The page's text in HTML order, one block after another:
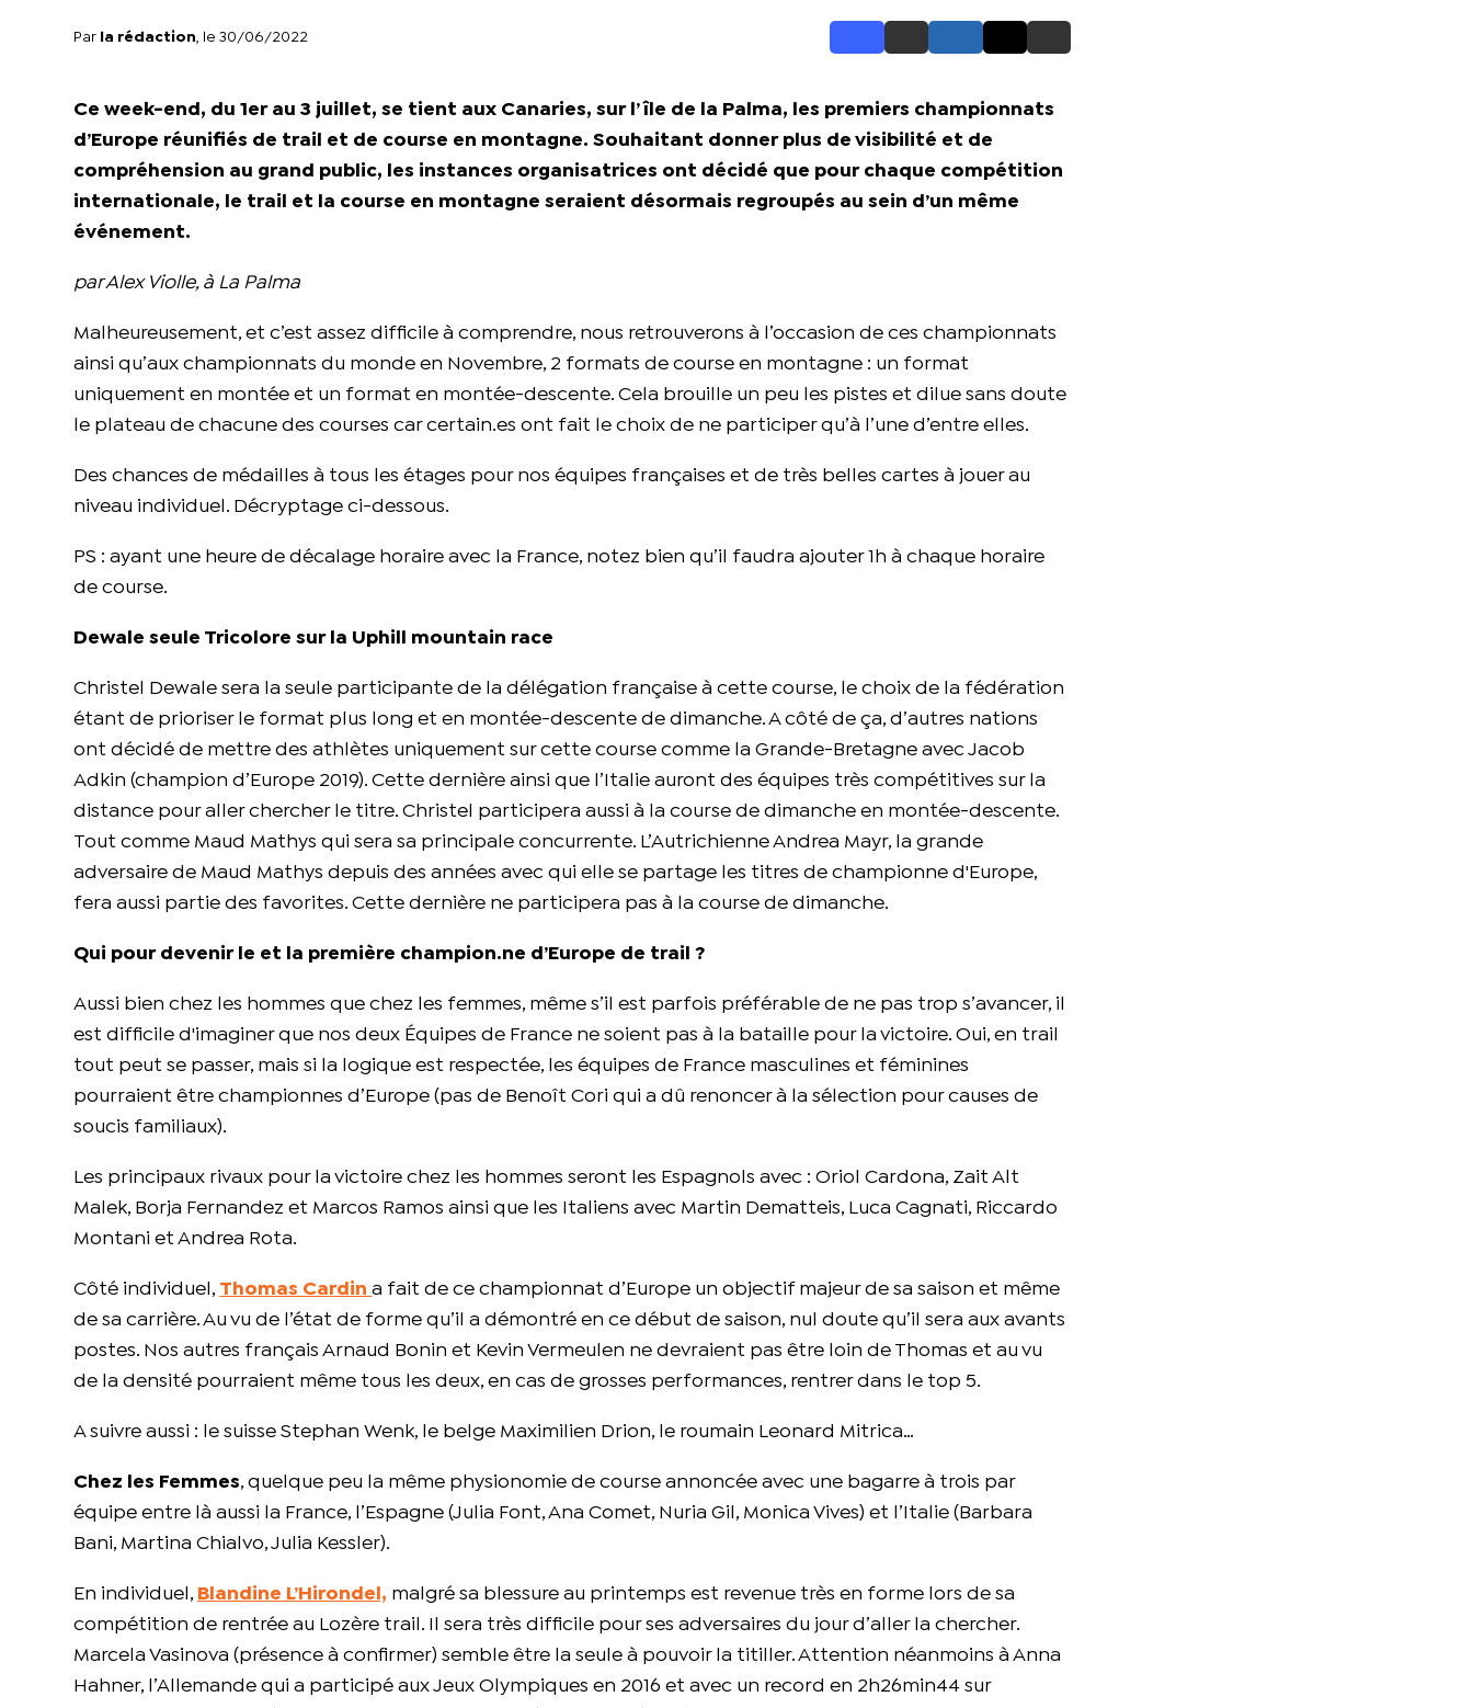
Par la rédaction , le 30/06/2022
Ce week-end, du 1er au 3 juillet, se tient aux Canaries, sur l’île de la Palma, les premiers championnats
d’Europe réunifiés de trail et de course en montagne. Souhaitant donner plus de visibilité et de
compréhension au grand public, les instances organisatrices ont décidé que pour chaque compétition
internationale, le trail et la course en montagne seraient désormais regroupés au sein d’un même
événement.
par Alex Violle, à La Palma
Malheureusement, et c’est assez difficile à comprendre, nous retrouverons à l’occasion de ces championnats
ainsi qu’aux championnats du monde en Novembre, 2 formats de course en montagne : un format
uniquement en montée et un format en montée-descente. Cela brouille un peu les pistes et dilue sans doute
le plateau de chacune des courses car certain.es ont fait le choix de ne participer qu’à l’une d’entre elles.
Des chances de médailles à tous les étages pour nos équipes françaises et de très belles cartes à jouer au
niveau individuel. Décryptage ci-dessous.
PS : ayant une heure de décalage horaire avec la France, notez bien qu’il faudra ajouter 1h à chaque horaire
de course.
Dewale seule Tricolore sur la Uphill mountain race
Christel Dewale sera la seule participante de la délégation française à cette course, le choix de la fédération
étant de prioriser le format plus long et en montée-descente de dimanche. A côté de ça, d’autres nations
ont décidé de mettre des athlètes uniquement sur cette course comme la Grande-Bretagne avec Jacob
Adkin (champion d’Europe 2019). Cette dernière ainsi que l’Italie auront des équipes très compétitives sur la
distance pour aller chercher le titre. Christel participera aussi à la course de dimanche en montée-descente.
Tout comme Maud Mathys qui sera sa principale concurrente. L’Autrichienne Andrea Mayr, la grande
adversaire de Maud Mathys depuis des années avec qui elle se partage les titres de championne d'Europe,
fera aussi partie des favorites. Cette dernière ne participera pas à la course de dimanche.
Qui pour devenir le et la première champion.ne d’Europe de trail ?
Aussi bien chez les hommes que chez les femmes, même s’il est parfois préférable de ne pas trop s’avancer, il
est difficile d'imaginer que nos deux Équipes de France ne soient pas à la bataille pour la victoire. Oui, en trail
tout peut se passer, mais si la logique est respectée, les équipes de France masculines et féminines
pourraient être championnes d’Europe (pas de Benoît Cori qui a dû renoncer à la sélection pour causes de
soucis familiaux).
Les principaux rivaux pour la victoire chez les hommes seront les Espagnols avec : Oriol Cardona, Zait Alt
Malek, Borja Fernandez et Marcos Ramos ainsi que les Italiens avec Martin Dematteis, Luca Cagnati, Riccardo
Montani et Andrea Rota.
Côté individuel, Thomas Cardina fait de ce championnat d’Europe un objectif majeur de sa saison et même
de sa carrière. Au vu de l’état de forme qu’il a démontré en ce début de saison, nul doute qu’il sera aux avants
postes. Nos autres français Arnaud Bonin et Kevin Vermeulen ne devraient pas être loin de Thomas et au vu
de la densité pourraient même tous les deux, en cas de grosses performances, rentrer dans le top 5.
A suivre aussi : le suisse Stephan Wenk, le belge Maximilien Drion, le roumain Leonard Mitrica…
Chez les Femmes, quelque peu la même physionomie de course annoncée avec une bagarre à trois par
équipe entre là aussi la France, l’Espagne (Julia Font, Ana Comet, Nuria Gil, Monica Vives) et l’Italie (Barbara
Bani, Martina Chialvo, Julia Kessler).
En individuel, Blandine L’Hirondel, malgré sa blessure au printemps est revenue très en forme lors de sa
compétition de rentrée au Lozère trail. Il sera très difficile pour ses adversaires du jour d’aller la chercher.
Marcela Vasinova (présence à confirmer) semble être la seule à pouvoir la titiller. Attention néanmoins à Anna
Hahner, l’Allemande qui a participé aux Jeux Olympiques en 2016 et avec un record en 2h26min44 sur